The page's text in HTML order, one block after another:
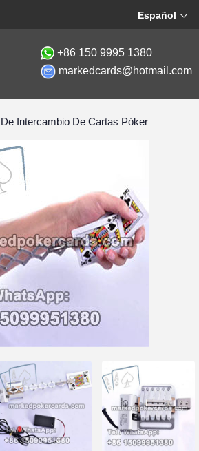
+86 150 9995 1380
markedcards@hotmail.com
Español
Intercambio De Cartas Póker